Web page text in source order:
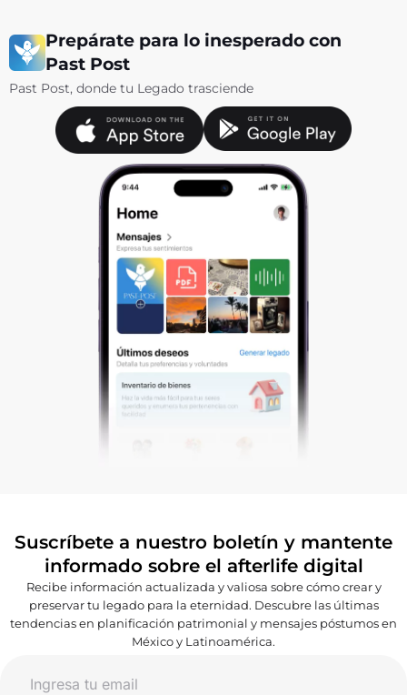
Prepárate para lo inesperado con
Past Post
Past Post, donde tu Legado trasciende
Suscríbete a nuestro boletín y mantente
informado sobre el afterlife digital
Recibe información actualizada y valiosa sobre cómo crear y
preservar tu legado para la eternidad. Descubre las últimas
tendencias en planificación patrimonial y mensajes póstumos en
México y Latinoamérica.